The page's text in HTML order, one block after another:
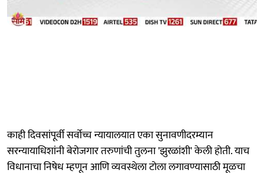
काही दिवसांपूर्वी सर्वोच्च न्यायालयात एका सुनावणीदरम्यान
सरन्यायाधिशांनी बेरोजगार तरुणांची तुलना 'झुरळांशी' केली होती. याच
विधानाचा निषेध म्हणून आणि व्यवस्थेला टोला लगावण्यासाठी मूळचा